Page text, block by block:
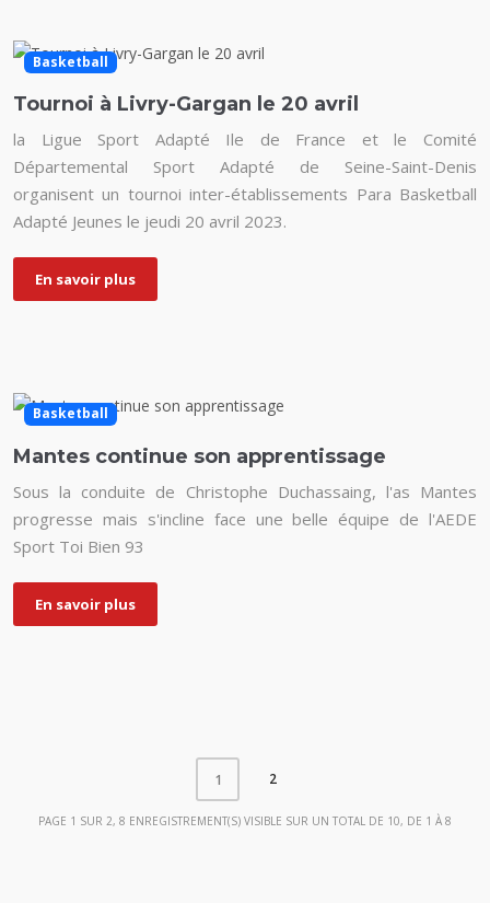
Basketball
Tournoi à Livry-Gargan le 20 avril
la Ligue Sport Adapté Ile de France et le Comité
Départemental Sport Adapté de Seine-Saint-Denis
organisent un tournoi inter-établissements Para Basketball
Adapté Jeunes le jeudi 20 avril 2023.
En savoir plus
Basketball
Mantes continue son apprentissage
Sous la conduite de Christophe Duchassaing, l'as Mantes
progresse mais s'incline face une belle équipe de l'AEDE
Sport Toi Bien 93
En savoir plus
1 2
PAGE 1 SUR 2, 8 ENREGISTREMENT(S) VISIBLE SUR UN TOTAL DE 10, DE 1 À 8